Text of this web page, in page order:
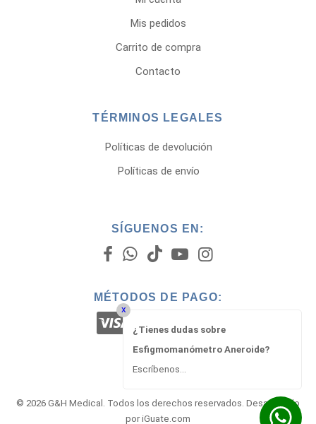
Mis pedidos
Carrito de compra
Contacto
TÉRMINOS LEGALES
Políticas de devolución
Políticas de envío
SÍGUENOS EN:
MÉTODOS DE PAGO:
© 2026 G&H Medical. Todos los derechos reservados. Desarrollado
poriGuate.com
x
¿Tienes dudas sobre
Esfigmomanómetro Aneroide?
Escríbenos...